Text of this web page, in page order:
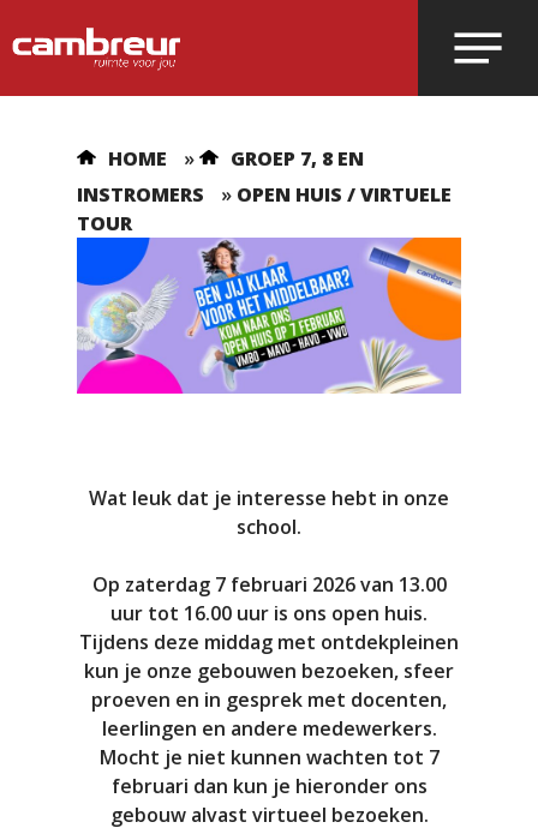
Voer je zoekopdracht in en druk op
HOME »
GROEP 7, 8 EN
INSTROMERS
» OPEN HUIS / VIRTUELE
TOUR
Wat leuk dat je interesse hebt in onze
school.
Op zaterdag 7 februari 2026 van 13.00
uur tot 16.00 uur is ons open huis.
Tijdens deze middag met ontdekpleinen
kun je onze gebouwen bezoeken, sfeer
proeven en in gesprek met docenten,
leerlingen en andere medewerkers.
Mocht je niet kunnen wachten tot 7
februari dan kun je hieronder ons
gebouw alvast virtueel bezoeken.